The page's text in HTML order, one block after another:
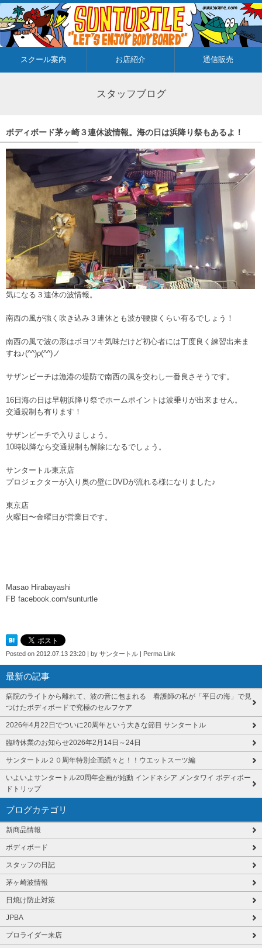
スクール案内 お店紹介 通信販売
スタッフブログ
ボディボード茅ヶ崎３連休波情報。海の日は浜降り祭もあるよ！
気になる３連休の波情報。
南西の風が強く吹き込み３連休とも波が腰腹くらい有るでしょう！
南西の風で波の形はボヨツキ気味だけど初心者には丁度良く練習出来ま
すね♪(^^)ρ(^^)ノ
サザンビーチは漁港の堤防で南西の風を交わし一番良さそうです。
16日海の日は早朝浜降り祭でホームポイントは波乗りが出来ません。
交通規制も有ります！
サザンビーチで入りましょう。
10時以降なら交通規制も解除になるでしょう。
サンタートル東京店
プロジェクターが入り奥の壁にDVDが流れる様になりました♪
東京店
火曜日〜金曜日が営業日です。
Masao Hirabayashi
FB facebook.com/sunturtle
Posted on 2012.07.13 23:20 | by サンタートル | Perma Link
最新の記事
病院のライトから離れて、波の音に包まれる 看護師の私が「平日の海」で見
つけたボディボードで究極のセルフケア
2026年4月22日でついに20周年という大きな節目 サンタートル
臨時休業のお知らせ2026年2月14日～24日
サンタートル２０周年特別企画続々と！！ウエットスーツ編
いよいよサンタートル20周年企画が始動 インドネシア メンタワイ ボディボー
ドトリップ
ブログカテゴリ
新商品情報
ボディボード
スタッフの日記
茅ヶ崎波情報
日焼け防止対策
JPBA
プロライダー来店